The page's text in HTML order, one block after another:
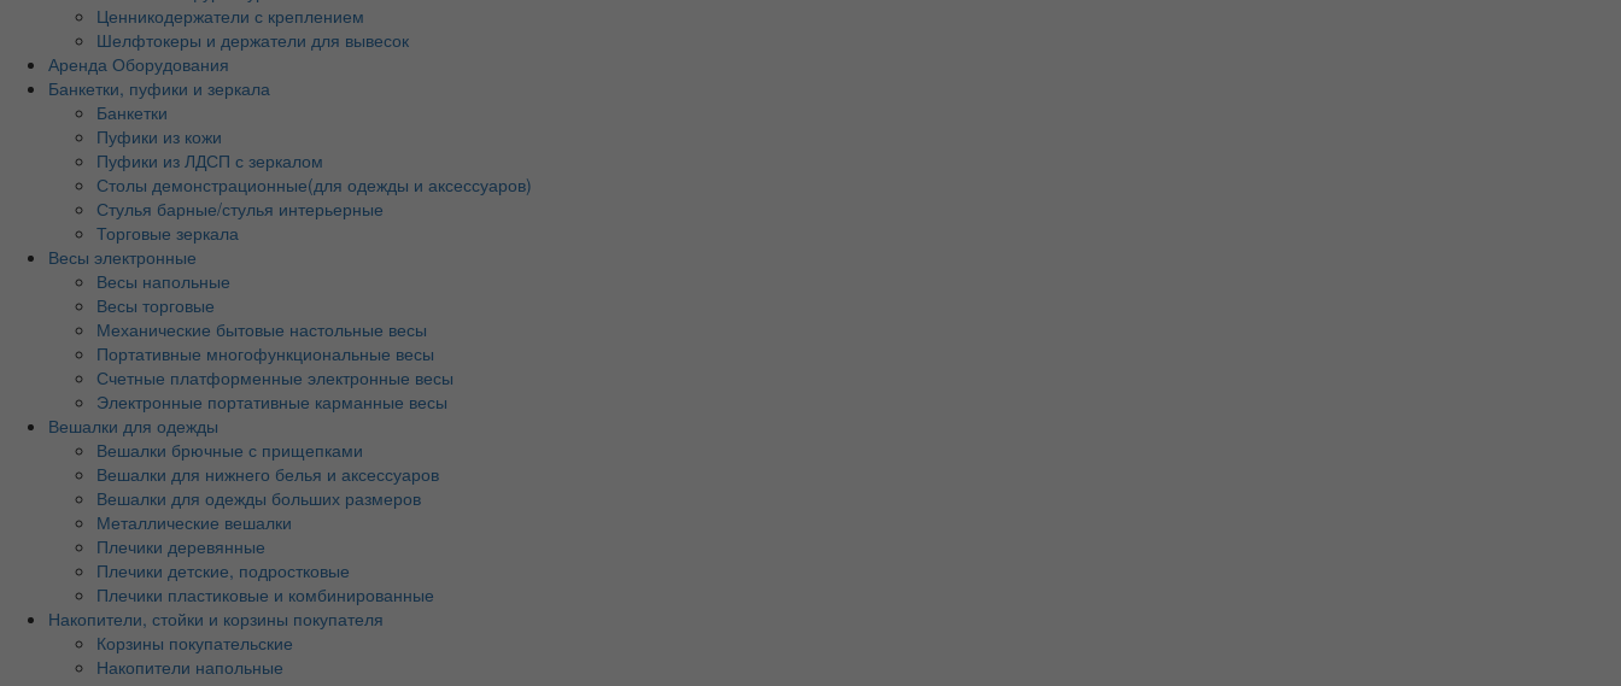
Ценникодержатели с креплением
Шелфтокеры и держатели для вывесок
Аренда Оборудования
Банкетки, пуфики и зеркала
Банкетки
Пуфики из кожи
Пуфики из ЛДСП с зеркалом
Столы демонстрационные(для одежды и аксессуаров)
Стулья барные/стулья интерьерные
Торговые зеркала
Весы электронные
Весы напольные
Весы торговые
Механические бытовые настольные весы
Портативные многофункциональные весы
Счетные платформенные электронные весы
Электронные портативные карманные весы
Вешалки для одежды
Вешалки брючные с прищепками
Вешалки для нижнего белья и аксессуаров
Вешалки для одежды больших размеров
Металлические вешалки
Плечики деревянные
Плечики детские, подростковые
Плечики пластиковые и комбинированные
Накопители, стойки и корзины покупателя
Корзины покупательские
Накопители напольные